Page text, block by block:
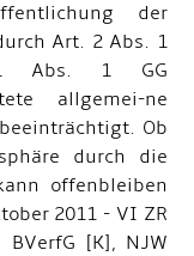
der
Art. 2 Abs. 1
Abs. 1 GG
allgemei-ne
Ob
durch die
offenbleiben
2011 - VI ZR
[K], NJW